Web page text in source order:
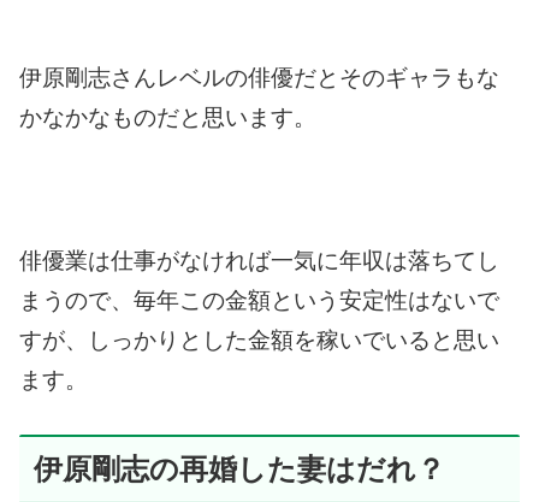
伊原剛志さんレベルの俳優だとそのギャラもな
かなかなものだと思います。
俳優業は仕事がなければ一気に年収は落ちてし
まうので、毎年この金額という安定性はないで
すが、しっかりとした金額を稼いでいると思い
ます。
伊原剛志の再婚した妻はだれ？